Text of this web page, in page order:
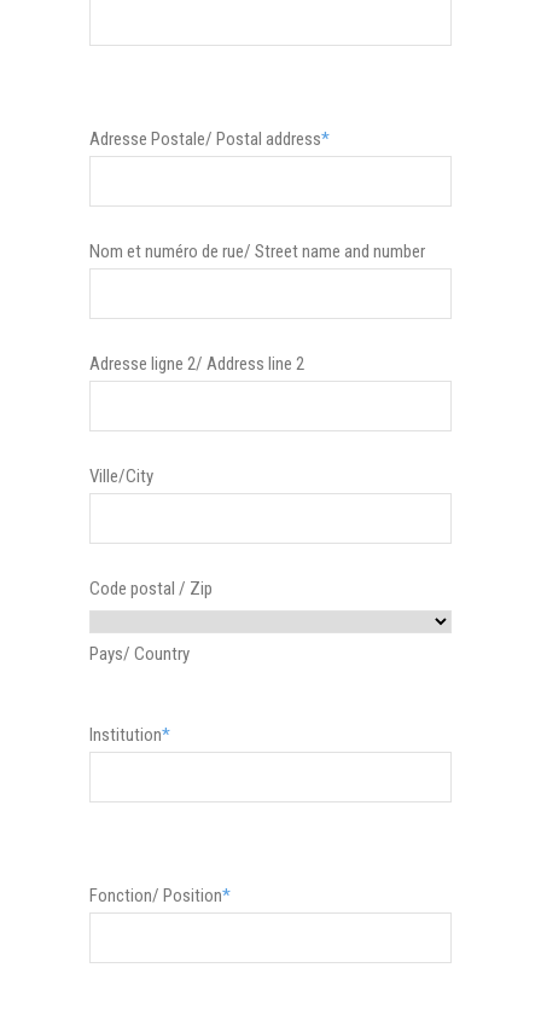
Adresse Postale/ Postal address*
Nom et numéro de rue/ Street name and number
Adresse ligne 2/ Address line 2
Ville/City
Code postal / Zip
Pays/ Country
Institution*
Fonction/ Position*